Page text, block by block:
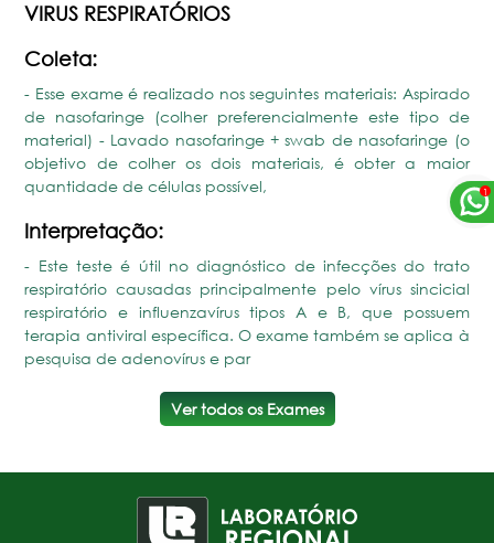
VIRUS RESPIRATÓRIOS
Coleta:
- Esse exame é realizado nos seguintes materiais: Aspirado
de nasofaringe (colher preferencialmente este tipo de
material) - Lavado nasofaringe + swab de nasofaringe (o
objetivo de colher os dois materiais, é obter a maior
quantidade de células possível,
Interpretação:
- Este teste é útil no diagnóstico de infecções do trato
respiratório causadas principalmente pelo vírus sincicial
respiratório e influenzavírus tipos A e B, que possuem
terapia antiviral específica. O exame também se aplica à
pesquisa de adenovírus e par
Ver todos os Exames